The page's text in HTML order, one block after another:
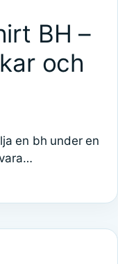
BH –
och
en bh under en